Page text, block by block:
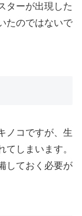
ターが出現した
たのではないで
ノコですが、生
しまいます。
しておく必要が